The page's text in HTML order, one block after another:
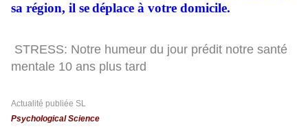
sa région, il sedéplace à votre domicile.
STRESS: Notre humeur du jour prédit notre santé
mentale 10 ans plus tard
Actualité publiée SL
Psychological Science